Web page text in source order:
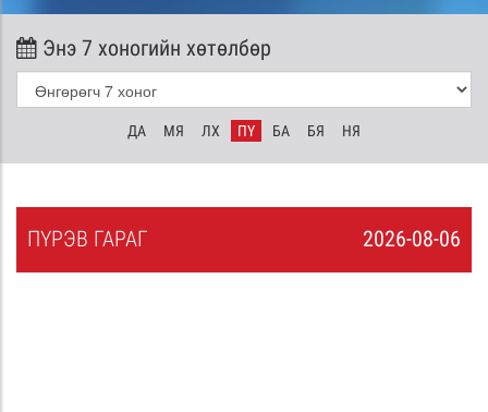
Энэ 7 хоногийн хөтөлбөр
ДА МЯ ЛХ ПҮ БА БЯ НЯ
2026-08-06
ПҮРЭВ ГАРАГ